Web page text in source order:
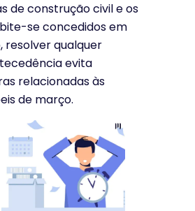
de construção civil e os
se concedidos em
resolver qualquer
evita
relacionadas às
de março.